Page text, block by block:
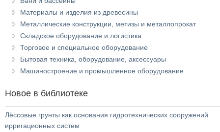
Материалы и изделия из древесины
Металлические конструкции, метизы и металлопрокат
Складское оборудование и логистика
Торговое и специальное оборудование
Бытовая техника, оборудование, аксессуары
Машиностроение и промышленное оборудование
Новое в библиотеке
Лёссовые грунты как основания гидротехнических сооружений
ирригационных систем